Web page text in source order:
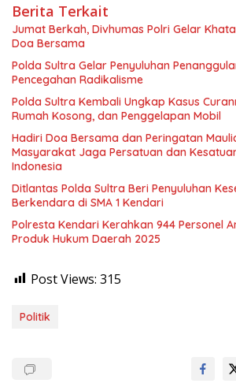
Berita Terkait
Jumat Berkah, Divhumas Polri Gelar
Doa Bersama
Polda Sultra Gelar Penyuluhan
Pencegahan Radikalisme
Polda Sultra Kembali Ungkap Kasus
Rumah Kosong, dan Penggelapan Mobil
Hadiri Doa Bersama dan Peringatan
Masyarakat Jaga Persatuan dan
Indonesia
Ditlantas Polda Sultra Beri Penyuluhan
Berkendara di SMA 1 Kendari
Polresta Kendari Kerahkan 944 Personel
Produk Hukum Daerah 2025
Post Views: 315
Politik